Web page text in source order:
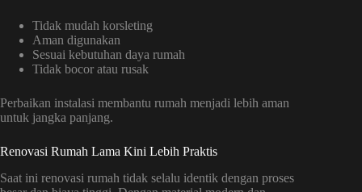
Tidak mudah korsleting
Aman digunakan
Sesuai kebutuhan daya rumah
Tidak bocor atau rusak
Perbaikan instalasi membantu rumah menjadi lebih aman
untuk jangka panjang.
Renovasi Rumah Lama Kini Lebih Praktis
Saat ini renovasi rumah tidak selalu identik dengan proses